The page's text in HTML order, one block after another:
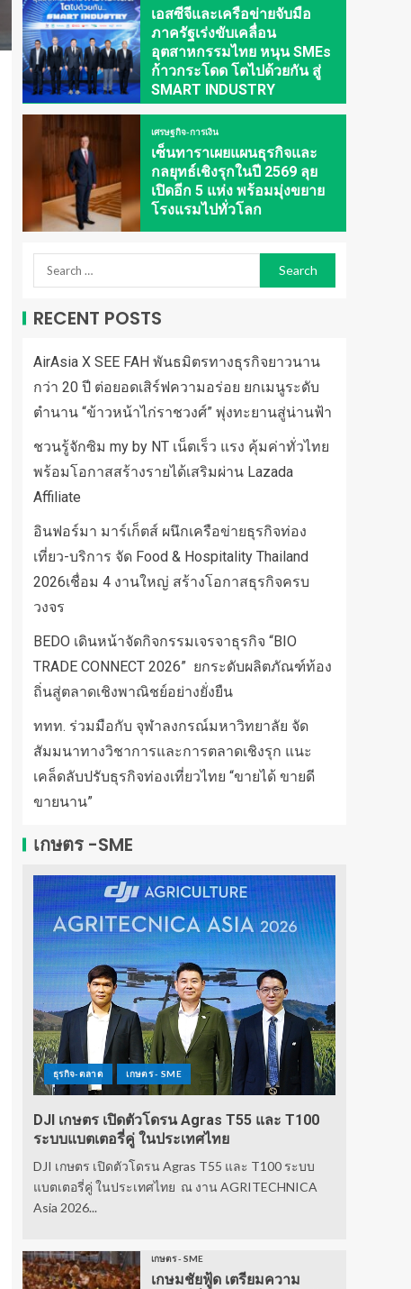
เอสซีจีและเครือข่ายจับมือ
ภาครัฐเร่งขับเคลื่อน
อุตสาหกรรมไทย หนุน SMEs
ก้าวกระโดด โตไปด้วยกัน สู่
SMART INDUSTRY
เศรษฐกิจ-การเงิน
เซ็นทาราเผยแผนธุรกิจและ
กลยุทธ์เชิงรุกในปี 2569 ลุย
เปิดอีก 5 แห่ง พร้อมมุ่งขยาย
โรงแรมไปทั่วโลก
RECENT POSTS
AirAsia X SEE FAH พันธมิตรทางธุรกิจยาวนาน
กว่า 20 ปี ต่อยอดเสิร์ฟความอร่อย ยกเมนูระดับ
ตำนาน “ข้าวหน้าไก่ราชวงศ์” พุ่งทะยานสู่น่านฟ้า
ชวนรู้จักซิม my by NT เน็ตเร็ว แรง คุ้มค่าทั่วไทย
พร้อมโอกาสสร้างรายได้เสริมผ่าน Lazada
Affiliate
อินฟอร์มา มาร์เก็ตส์ ผนึกเครือข่ายธุรกิจท่อง
เที่ยว-บริการ จัด Food & Hospitality Thailand
2026เชื่อม 4 งานใหญ่ สร้างโอกาสธุรกิจครบ
วงจร
BEDO เดินหน้าจัดกิจกรรมเจรจาธุรกิจ “BIO
TRADE CONNECT 2026” ยกระดับผลิตภัณฑ์ท้อง
ถิ่นสู่ตลาดเชิงพาณิชย์อย่างยั่งยืน
ททท. ร่วมมือกับ จุฬาลงกรณ์มหาวิทยาลัย จัด
สัมมนาทางวิชาการและการตลาดเชิงรุก แนะ
เคล็ดลับปรับธุรกิจท่องเที่ยวไทย “ขายได้ ขายดี
ขายนาน”
เกษตร -SME
ธุรกิจ-ตลาด เกษตร - SME
DJI เกษตร เปิดตัวโดรน Agras T55 และ T100
ระบบแบตเตอรี่คู่ ในประเทศไทย
DJI เกษตร เปิดตัวโดรน Agras T55 และ T100 ระบบ
แบตเตอรี่คู่ ในประเทศไทย ณ งาน AGRITECHNICA
Asia 2026...
เกษตร - SME
เกษมชัยฟู้ด เตรียมความ